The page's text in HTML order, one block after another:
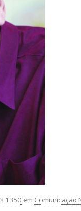
1350 em Comunicação